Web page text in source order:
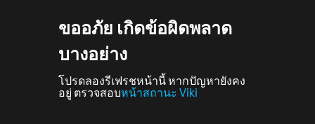
ขออภัย เกิดข้อผิดพลาด
บางอย่าง
โปรดลองรีเฟรชหน้านี้ หากปัญหายังคง
อยู่ ตรวจสอบหน้าสถานะ Viki